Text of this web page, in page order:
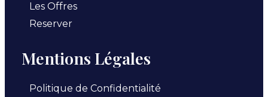
Les Offres
Reserver
Mentions Légales
Politique de Confidentialité